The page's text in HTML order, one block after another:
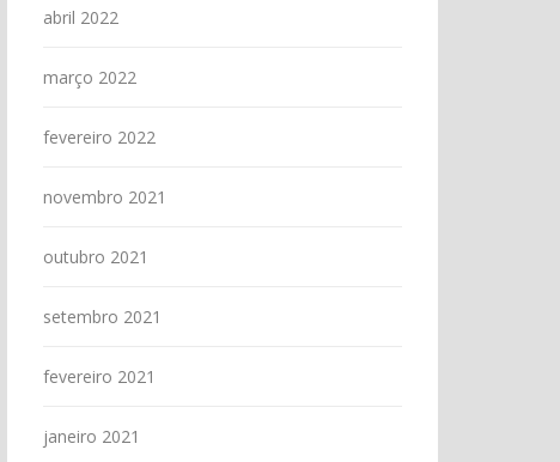
abril 2022
março 2022
fevereiro 2022
novembro 2021
outubro 2021
setembro 2021
fevereiro 2021
janeiro 2021